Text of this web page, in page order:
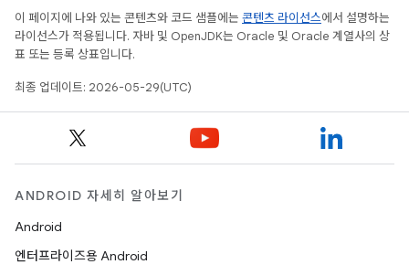
이 페이지에 나와 있는 콘텐츠와 코드 샘플에는 콘텐츠 라이선스에서 설명하는
라이선스가 적용됩니다. 자바 및 OpenJDK는 Oracle 및 Oracle 계열사의 상
표 또는 등록 상표입니다.
최종 업데이트: 2026-05-29(UTC)
ANDROID 자세히 알아보기
Android
엔터프라이즈용 Android